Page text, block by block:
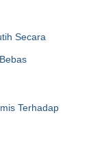
Secara
Terhadap